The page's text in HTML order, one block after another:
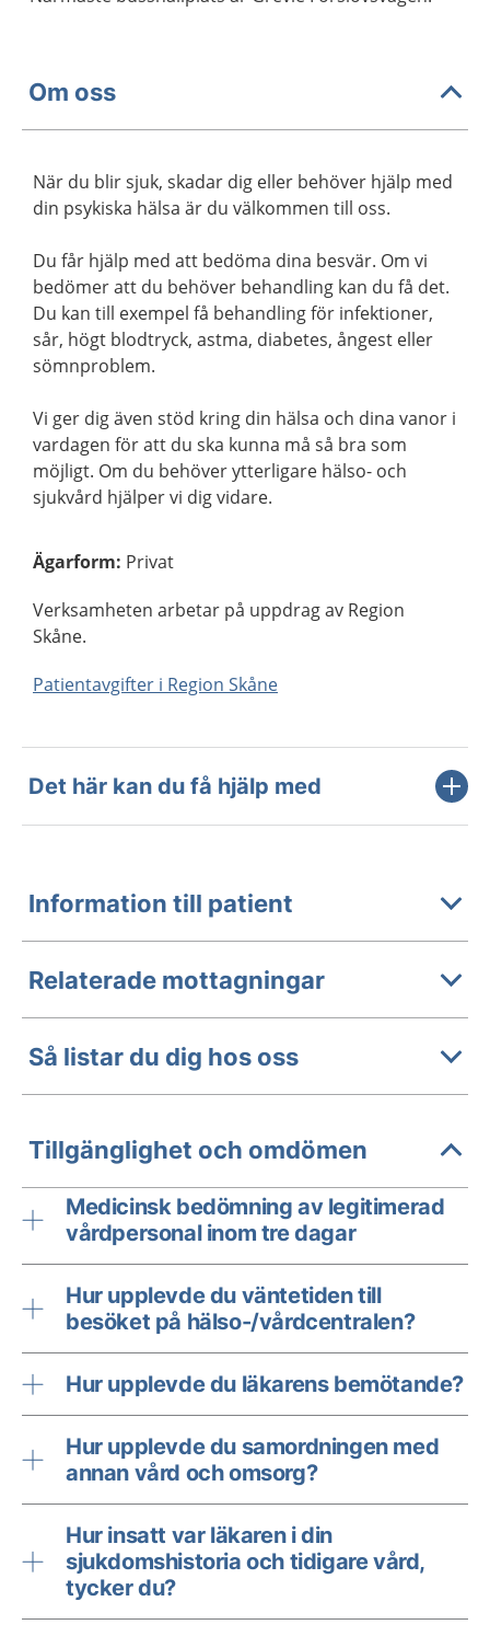
Om oss
När du blir sjuk, skadar dig eller behöver hjälp med
din psykiska hälsa är du välkommen till oss.
Du får hjälp med att bedöma dina besvär. Om vi
bedömer att du behöver behandling kan du få det.
Du kan till exempel få behandling för infektioner,
sår, högt blodtryck, astma, diabetes, ångest eller
sömnproblem.
Vi ger dig även stöd kring din hälsa och dina vanor i
vardagen för att du ska kunna må så bra som
möjligt. Om du behöver ytterligare hälso- och
sjukvård hjälper vi dig vidare.
Ägarform: Privat
Verksamheten arbetar på uppdrag av Region
Skåne.
Patientavgifter i Region Skåne
Det här kan du få hjälp med
Information till patient
Relaterade mottagningar
Så listar du dig hos oss
Tillgänglighet och omdömen
Medicinsk bedömning av legitimerad
vårdpersonal inom tre dagar
Hur upplevde du väntetiden till
besöket på hälso-/vårdcentralen?
Hur upplevde du läkarens bemötande?
Hur upplevde du samordningen med
annan vård och omsorg?
Hur insatt var läkaren i din
sjukdomshistoria och tidigare vård,
tycker du?